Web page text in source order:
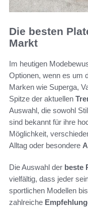
Die besten
Markt
Im heutigen
Optionen, wenn es um
Marken wie Superga,
Spitze der aktuellen
Auswahl, die sowohl
sind bekannt für ihre
Möglichkeit,
Alltag oder besondere
Die Auswahl der beste
vielfältig, dass jeder
sportlichen Modellen
zahlreiche